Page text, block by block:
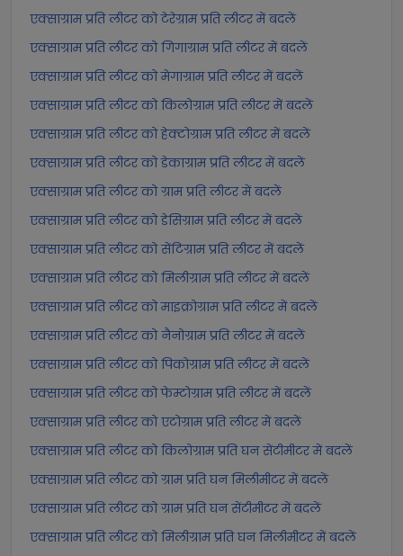
एक्साग्राम प्रति लीटर को टेरेग्राम प्रति लीटर में बदलें
एक्साग्राम प्रति लीटर को गिगाग्राम प्रति लीटर में बदलें
एक्साग्राम प्रति लीटर को मेगाग्राम प्रति लीटर में बदलें
एक्साग्राम प्रति लीटर को किलोग्राम प्रति लीटर में बदलें
एक्साग्राम प्रति लीटर को हेक्टोग्राम प्रति लीटर में बदलें
एक्साग्राम प्रति लीटर को डेकाग्राम प्रति लीटर में बदलें
एक्साग्राम प्रति लीटर को ग्राम प्रति लीटर में बदलें
एक्साग्राम प्रति लीटर को डेसिग्राम प्रति लीटर में बदलें
एक्साग्राम प्रति लीटर को सेंटिग्राम प्रति लीटर में बदलें
एक्साग्राम प्रति लीटर को मिलीग्राम प्रति लीटर में बदलें
एक्साग्राम प्रति लीटर को माइक्रोग्राम प्रति लीटर में बदलें
एक्साग्राम प्रति लीटर को नैनोग्राम प्रति लीटर में बदलें
एक्साग्राम प्रति लीटर को पिकोग्राम प्रति लीटर में बदलें
एक्साग्राम प्रति लीटर को फेम्टोग्राम प्रति लीटर में बदलें
एक्साग्राम प्रति लीटर को एटोग्राम प्रति लीटर में बदलें
एक्साग्राम प्रति लीटर को किलोग्राम प्रति घन सेंटीमीटर में बदलें
एक्साग्राम प्रति लीटर को ग्राम प्रति घन मिलीमीटर में बदलें
एक्साग्राम प्रति लीटर को ग्राम प्रति घन सेंटीमीटर में बदलें
एक्साग्राम प्रति लीटर को मिलीग्राम प्रति घन मिलीमीटर में बदलें